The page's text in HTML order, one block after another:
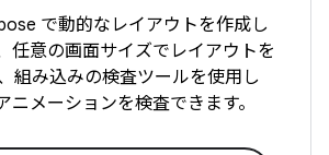
で動的なレイアウトを作成し
任意の画面サイズでレイアウトを
組み込みの検査ツールを使用し
ニメーションを検査できます。